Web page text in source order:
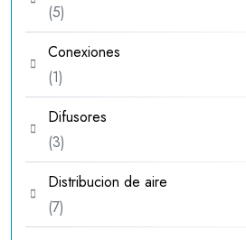
55
productos
Conexiones
11
producto
Difusores
33
productos
Distribucion de aire
77
productos